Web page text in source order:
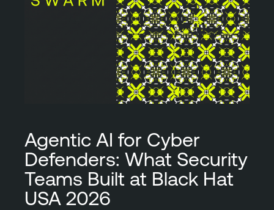
Agentic AI for Cyber
Defenders: What Security
Teams Built at Black Hat
USA 2026